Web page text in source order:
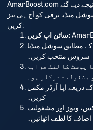
Stay connected with
and download our app
AmarBoost.com کو استعمال کرنا انتہائی آسان اور تیز ہے۔ نیچے دیے گئے
میڈیا ترقی کو آج ہی تیز
کریں:
سائن اپ کریں:
کے مطابق سوشل میڈیا
سروس منتخب کریں۔
پوسٹ کا لنک فراہم
مشغولیت درکار ہو۔
ذریعے اپنا آرڈر مکمل
کریں۔
ویوز اور مشغولیت
کا لطف اٹھائیں۔